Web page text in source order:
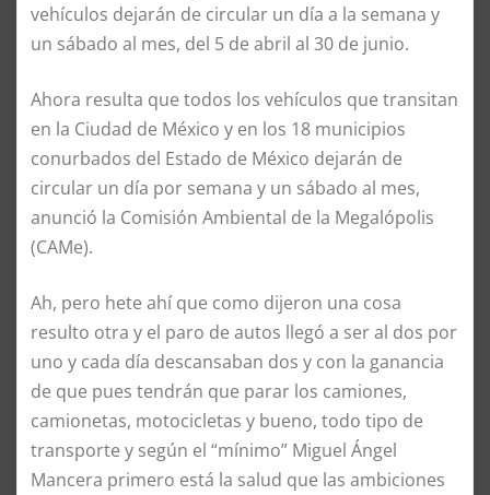
vehículos dejarán de circular un día a la semana y
un sábado al mes, del 5 de abril al 30 de junio.
Ahora resulta que todos los vehículos que transitan
en la Ciudad de México y en los 18 municipios
conurbados del Estado de México dejarán de
circular un día por semana y un sábado al mes,
anunció la Comisión Ambiental de la Megalópolis
(CAMe).
Ah, pero hete ahí que como dijeron una cosa
resulto otra y el paro de autos llegó a ser al dos por
uno y cada día descansaban dos y con la ganancia
de que pues tendrán que parar los camiones,
camionetas, motocicletas y bueno, todo tipo de
transporte y según el “mínimo” Miguel Ángel
Mancera primero está la salud que las ambiciones